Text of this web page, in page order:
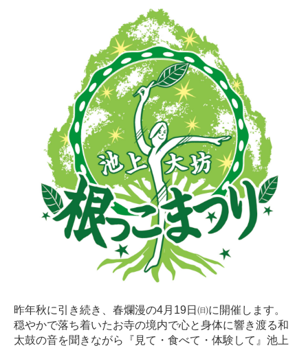
昨年秋に引き続き、春爛漫の4月19日㈰に開催します。
穏やかで落ち着いたお寺の境内で心と身体に響き渡る和
太鼓の音を聞きながら『見て・食べて・体験して』池上